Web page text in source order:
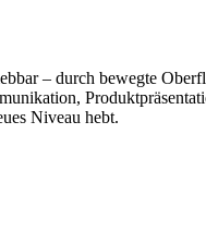
– durch bewegte
Niveau hebt.